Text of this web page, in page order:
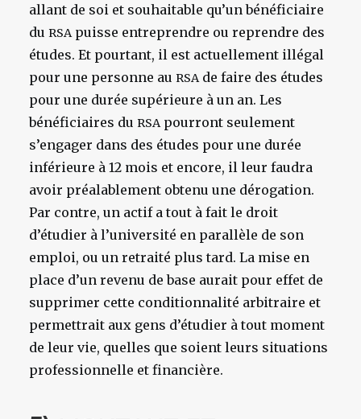
allant de soi et souhaitable qu’un bénéficiaire
du RSApuisse entreprendre ou reprendre des
études. Et pourtant, il est actuellement illégal
pour une personne au RSAde faire des études
pour une durée supérieure à un an. Les
bénéficiaires du RSApourront seulement
s’engager dans des études pour une durée
inférieure à 12 mois et encore, il leur faudra
avoir préalablement obtenu une dérogation.
Par contre, un actif a tout à fait le droit
d’étudier à l’université en parallèle de son
emploi, ou un retraité plus tard. La mise en
place d’un revenu de base aurait pour effet de
supprimer cette conditionnalité arbitraire et
permettrait aux gens d’étudier à tout moment
de leur vie, quelles que soient leurs situations
professionnelle et financière.